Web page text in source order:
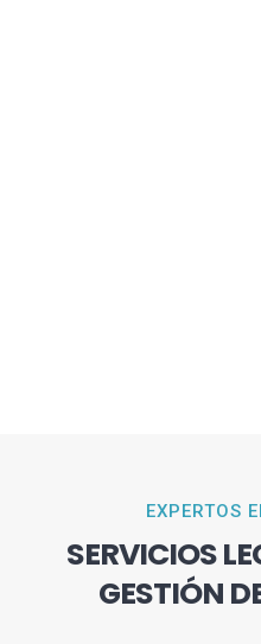
EXPERTOS
SERVICIOS
GESTIÓN